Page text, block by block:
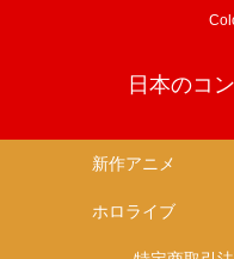
日本のコ
新作アニメ
ホロライブ